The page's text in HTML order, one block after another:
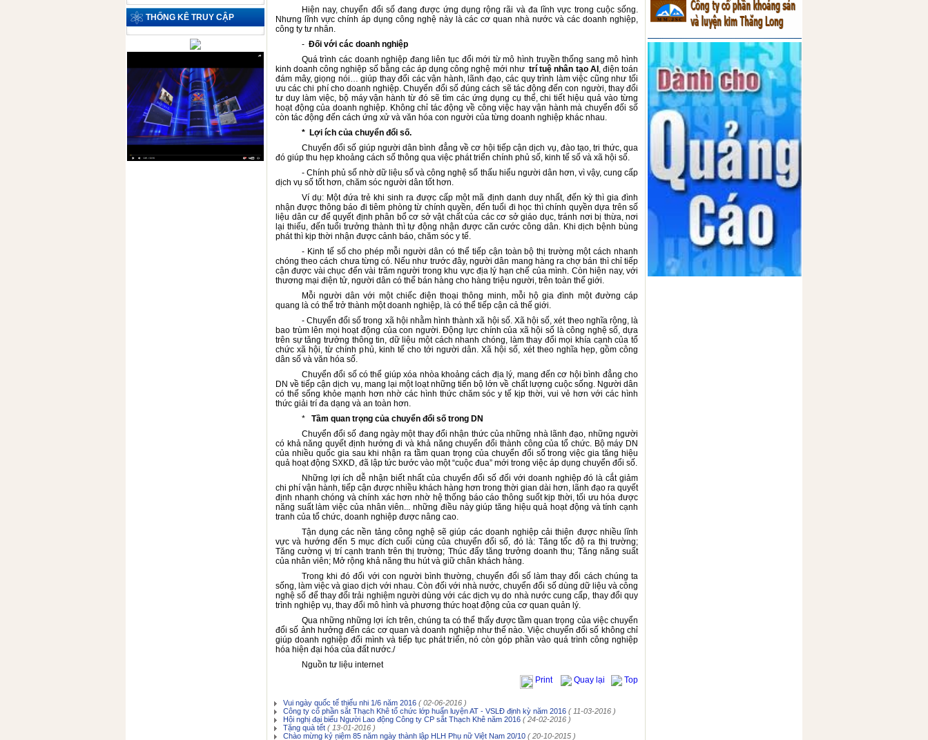
THỐNG KÊ TRUY CẬP
Hiện nay, chuyển đổi số đang được ứng dụng rộng rãi và đa lĩnh vực trong cuộc sống.
Nhưng lĩnh vực chính áp dụng công nghệ này là các cơ quan nhà nước và các doanh nghiệp,
công ty tư nhân.
- Đối với các doanh nghiệp
Quá trình các doanh nghiệp đang liên tục đổi mới từ mô hình truyền thống sang mô hình
kinh doanh công nghiệp số bằng các áp dụng công nghệ mới nhưtrí tuệ nhân tạo AI , điện toán
đám mây, giọng nói… giúp thay đổi các vận hành, lãnh đạo, các quy trình làm việc cũng như tối
ưu các chi phí cho doanh nghiệp. Chuyển đổi số đúng cách sẽ tác động đến con người, thay đổi
tư duy làm việc, bộ máy vận hành từ đó sẽ tìm các ứng dụng cụ thể, chi tiết hiệu quả vào từng
hoạt động của doanh nghiệp. Không chỉ tác động về công việc hay vận hành mà chuyển đối số
còn tác động đến cách ứng xử và văn hóa con người của từng doanh nghiệp khác nhau.
* Lợi ích của chuyển đổi số.
Chuyển đổi số giúp người dân bình đẳng về cơ hội tiếp cận dịch vụ, đào tạo, tri thức, qua
đó giúp thu hẹp khoảng cách số thông qua việc phát triển chính phủ số, kinh tế số và xã hội số.
- Chính phủ số nhờ dữ liệu số và công nghệ số thấu hiểu người dân hơn, vì vậy, cung cấp
dịch vụ số tốt hơn, chăm sóc người dân tốt hơn.
Ví dụ: Một đứa trẻ khi sinh ra được cấp một mã định danh duy nhất, đến kỳ thì gia đình
nhận được thông báo đi tiêm phòng từ chính quyền, đến tuổi đi học thì chính quyền dựa trên số
liệu dân cư để quyết định phân bổ cơ sở vật chất của các cơ sở giáo dục, tránh nơi bị thừa, nơi
lại thiếu, đến tuổi trưởng thành thì tự động nhận được căn cước công dân. Khi dịch bệnh bùng
phát thì kịp thời nhận được cảnh báo, chăm sóc y tế.
- Kinh tế số cho phép mỗi người dân có thể tiếp cận toàn bộ thị trường một cách nhanh
chóng theo cách chưa từng có. Nếu như trước đây, người dân mang hàng ra chợ bán thì chỉ tiếp
cận được vài chục đến vài trăm người trong khu vực địa lý hạn chế của mình. Còn hiện nay, với
thương mại điện tử, người dân có thể bán hàng cho hàng triệu người, trên toàn thế giới.
Mỗi người dân với một chiếc điện thoại thông minh, mỗi hộ gia đình một đường cáp
quang là có thể trở thành một doanh nghiệp, là có thể tiếp cận cả thế giới.
- Chuyển đổi số trong xã hội nhằm hình thành xã hội số. Xã hội số, xét theo nghĩa rộng, là
bao trùm lên mọi hoạt động của con người. Động lực chính của xã hội số là công nghệ số, dựa
trên sự tăng trưởng thông tin, dữ liệu một cách nhanh chóng, làm thay đổi mọi khía cạnh của tổ
chức xã hội, từ chính phủ, kinh tế cho tới người dân. Xã hội số, xét theo nghĩa hẹp, gồm công
dân số và văn hóa số.
Chuyển đổi số có thể giúp xóa nhòa khoảng cách địa lý, mang đến cơ hội bình đẳng cho
DN về tiếp cận dịch vụ, mang lại một loạt những tiến bộ lớn về chất lượng cuộc sống. Người dân
có thể sống khỏe mạnh hơn nhờ các hình thức chăm sóc y tế kịp thời, vui vẻ hơn với các hình
thức giải trí đa dạng và an toàn hơn.
* Tầm quan trọng của chuyển đổi sốtrong DN
Chuyển đổi số đang ngày một thay đổi nhận thức của những nhà lãnh đạo, những người
có khả năng quyết định hướng đi và khả năng chuyển đổi thành công của tổ chức. Bộ máy DN
của nhiều quốc gia sau khi nhận ra tầm quan trọng của chuyển đổi số trong việc gia tăng hiệu
quả hoạt động SXKD, đã lập tức bước vào một “cuộc đua” mới trong việc áp dụng chuyển đổi số.
Những lợi ích dễ nhận biết nhất của chuyển đổi số đối với doanh nghiệp đó là cắt giảm
chi phí vận hành, tiếp cận được nhiều khách hàng hơn trong thời gian dài hơn, lãnh đạo ra quyết
định nhanh chóng và chính xác hơn nhờ hệ thống báo cáo thông suốt kịp thời, tối ưu hóa được
năng suất làm việc của nhân viên... những điều này giúp tăng hiệu quả hoạt động và tính cạnh
tranh của tổ chức, doanh nghiệp được nâng cao.
Tận dụng các nền tảng công nghệ sẽ giúp các doanh nghiệp cải thiện được nhiều lĩnh
vực và hướng đến 5 mục đích cuối cùng của chuyển đổi số, đó là: Tăng tốc độ ra thị trường;
Tăng cường vị trí cạnh tranh trên thị trường; Thúc đẩy tăng trưởng doanh thu; Tăng năng suất
của nhân viên; Mở rộng khả năng thu hút và giữ chân khách hàng.
Trong khi đó đối với con người bình thường, chuyển đổi số làm thay đổi cách chúng ta
sống, làm việc và giao dịch với nhau. Còn đối với nhà nước, chuyển đổi số dùng dữ liệu và công
nghệ số để thay đổi trải nghiệm người dùng với các dịch vụ do nhà nước cung cấp, thay đổi quy
trình nghiệp vụ, thay đổi mô hình và phương thức hoạt động của cơ quan quản lý.
Qua những những lợi ích trên, chúng ta có thể thấy được tầm quan trọng của việc chuyển
đổi số ảnh hưởng đến các cơ quan và doanh nghiệp như thế nào. Việc chuyển đổi số không chỉ
giúp doanh nghiệp đổi mình và tiếp tục phát triển, nó còn góp phần vào quá trình công nghiệp
hóa hiện đại hóa của đất nước./
Nguồn tư liệu internet
Print
Quay lại Top
Vui ngày quốc tế thiếu nhi 1/6 năm 2016 ( 02-06-2016 )
Công ty cổ phần sắt Thạch Khê tổ chức lớp huấn luyện AT - VSLĐ định kỳ năm 2016 ( 11-03-2016 )
Hội nghị đại biểu Người Lao động Công ty CP sắt Thạch Khê năm 2016 ( 24-02-2016 )
Tặng quà tết ( 13-01-2016 )
Chào mừng kỷ niệm 85 năm ngày thành lập HLH Phụ nữ Việt Nam 20/10 ( 20-10-2015 )